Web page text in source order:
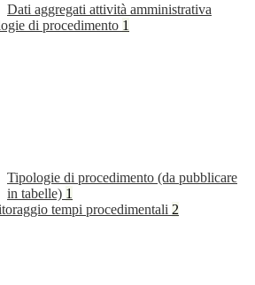
Dati aggregati attività amministrativa
di procedimento 1
Tipologie di procedimento (da pubblicare
in tabelle) 1
tempi procedimentali 2